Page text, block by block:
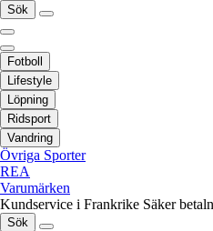
Sök
Fotboll
Lifestyle
Löpning
Ridsport
Vandring
Övriga Sporter
REA
Varumärken
Kundservice i Frankrike Säker
Sök